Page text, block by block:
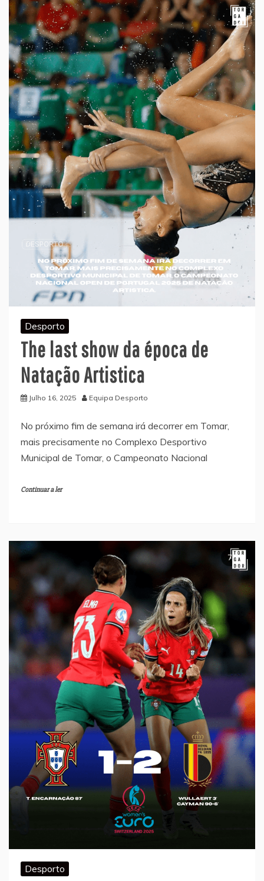
Desporto
The last show da época de
Natação Artistica
Julho 16, 2025 Equipa Desporto
No próximo fim de semana irá decorrer em Tomar,
mais precisamente no Complexo Desportivo
Municipal de Tomar, o Campeonato Nacional
Continuar a ler
Desporto